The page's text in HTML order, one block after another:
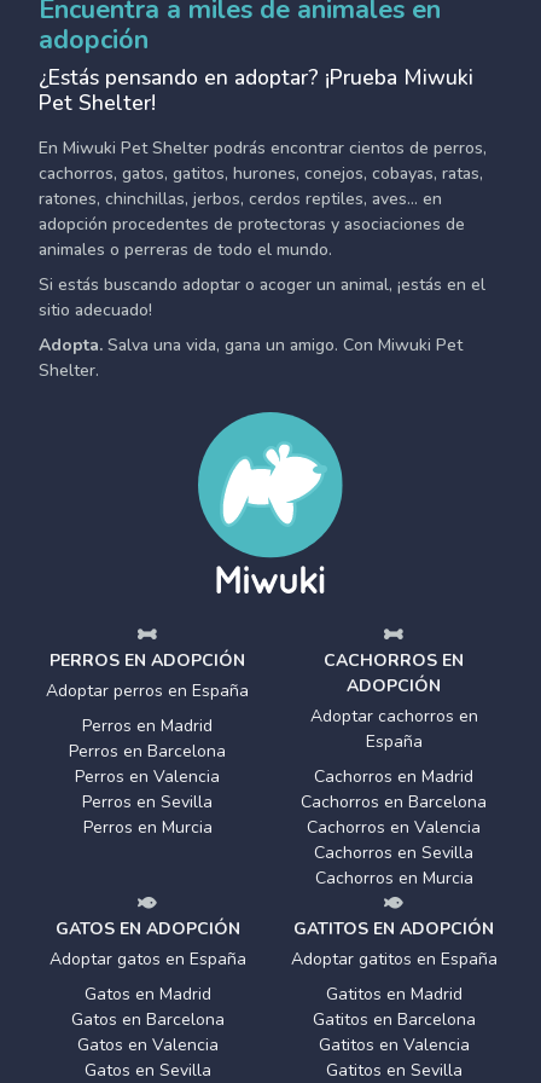
Encuentra a miles de animales en
adopción
¿Estás pensando en adoptar? ¡Prueba Miwuki
Pet Shelter!
En Miwuki Pet Shelter podrás encontrar cientos de perros,
cachorros, gatos, gatitos, hurones, conejos, cobayas, ratas,
ratones, chinchillas, jerbos, cerdos reptiles, aves... en
adopción procedentes de protectoras y asociaciones de
animales o perreras de todo el mundo.
Si estás buscando adoptar o acoger un animal, ¡estás en el
sitio adecuado!
Adopta. Salva una vida, gana un amigo. Con Miwuki Pet
Shelter.
PERROS EN ADOPCIÓN
Adoptar perros en España
Perros en Madrid
Perros en Barcelona
Perros en Valencia
Perros en Sevilla
Perros en Murcia
CACHORROS EN
ADOPCIÓN
Adoptar cachorros en
España
Cachorros en Madrid
Cachorros en Barcelona
Cachorros en Valencia
Cachorros en Sevilla
Cachorros en Murcia
GATOS EN ADOPCIÓN
Adoptar gatos en España
Gatos en Madrid
Gatos en Barcelona
Gatos en Valencia
Gatos en Sevilla
GATITOS EN ADOPCIÓN
Adoptar gatitos en España
Gatitos en Madrid
Gatitos en Barcelona
Gatitos en Valencia
Gatitos en Sevilla